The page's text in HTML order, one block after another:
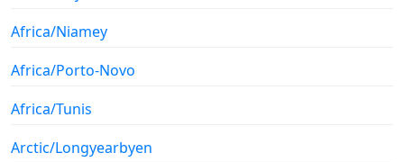
Africa/Niamey
Africa/Porto-Novo
Africa/Tunis
Arctic/Longyearbyen